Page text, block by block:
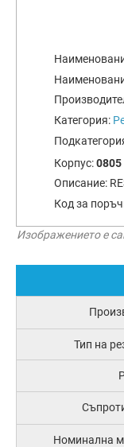
Категория:
Корпус:0805
Описание:
Код за
Изображението е
Тип на
Номинална